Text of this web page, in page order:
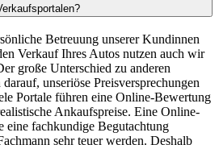
Betreuung unserer Kundinnen
Verkauf Ihres Autos nutzen auch wir
große Unterschied zu anderen
unseriöse Preisversprechungen
Portale führen eine Online-Bewertung
Ankaufspreise. Eine Online-
eine fachkundige Begutachtung
sehr teuer werden. Deshalb